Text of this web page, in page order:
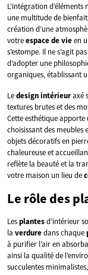
L’intégration
une multitude de
création d’une
votreespace de vieen
s’estompe. Il ne s’agit
d’adopter une
organiques, établissant
Ledesign intérieuraxé
textures brutes et des
Cette esthétique apporte
choisissant des meubles
objets décoratifs en
chaleureuse et
reflète la beauté et la
votre maison un lieu de
Le rôle des
Lesplantesd’intérieur
la verduredans chaque
à purifier l’air en
ainsi la qualité de
succulentes